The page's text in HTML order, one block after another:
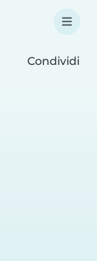
Condividi